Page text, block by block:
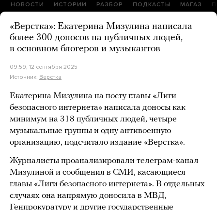
НОВОСТИ ИСТОРИИ РАЗБОР ПОДКАСТЫ МАГАЗ
«Верстка»: Екатерина Мизулина написала
более 300 доносов на публичных людей,
в основном блогеров и музыкантов
09:59, 12 сентября 2025
Источник: Верстка
Екатерина Мизулина на посту главы «Лиги
безопасного интернета» написала доносы как
минимум на 318 публичных людей, четыре
музыкальные группы и одну антивоенную
организацию, подсчитало издание «Верстка».
Журналисты проанализировали телеграм-канал
Мизулиной и сообщения в СМИ, касающиеся
главы «Лиги безопасного интернета». В отдельных
случаях она напрямую доносила в МВД,
Генпрокуратуру и другие государственные